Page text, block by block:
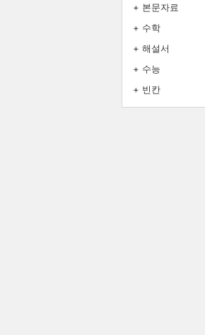
+ 본문자료
+ 수학
+ 해설서
+ 수능
+ 빈칸